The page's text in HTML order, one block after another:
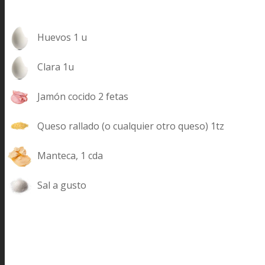
Huevos 1 u
Clara 1u
Jamón cocido 2 fetas
Queso rallado (o cualquier otro queso) 1tz
Manteca, 1 cda
Sal a gusto